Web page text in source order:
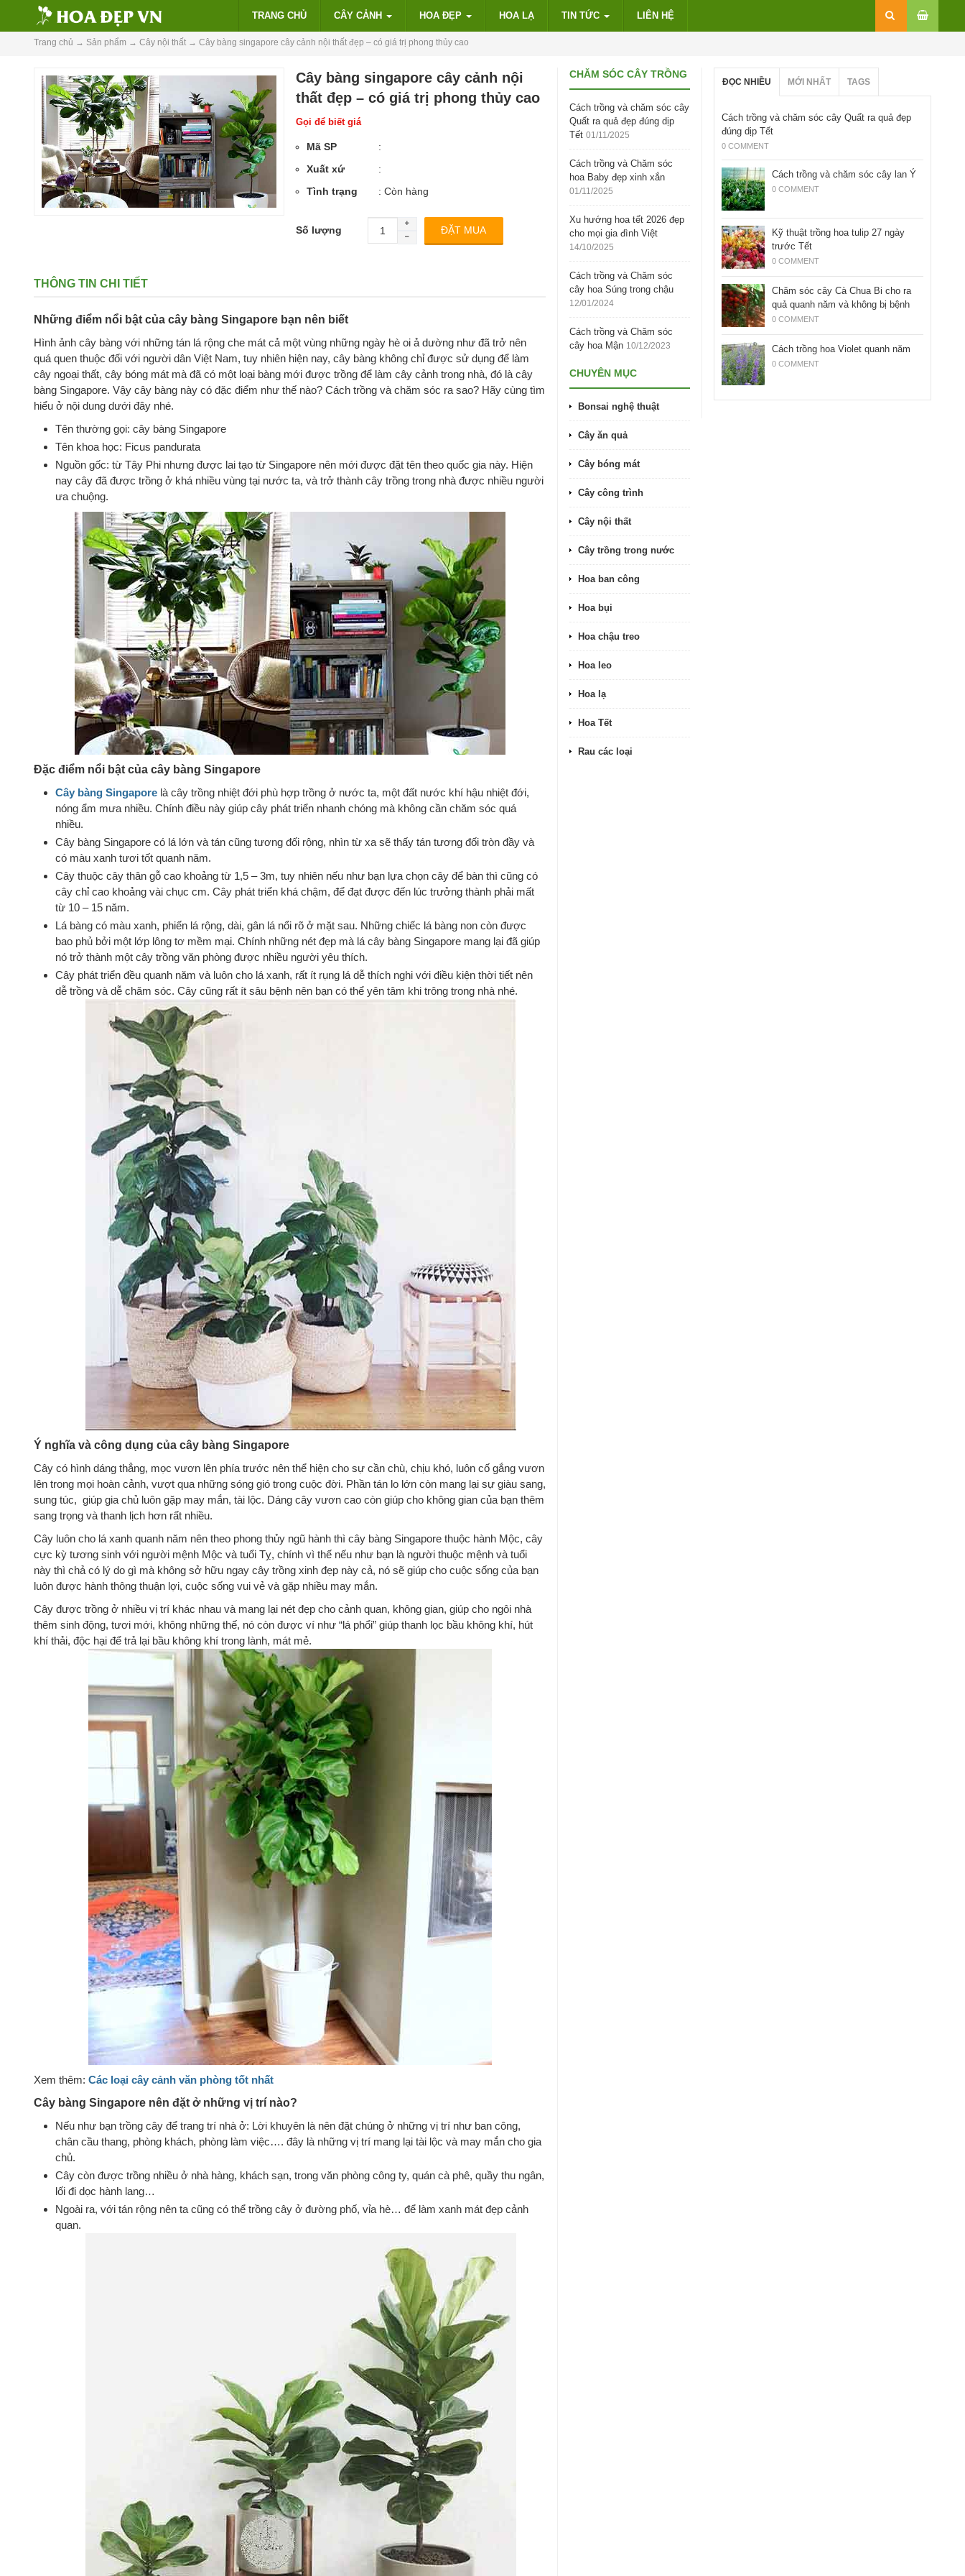
TRANG CHỦ CÂY CẢNH HOA ĐẸP HOA LẠ TIN TỨC LIÊN HỆ
Trang chủ → Sản phẩm → Cây nội thất → Cây bàng singapore cây cảnh nội thất đẹp – có giá trị phong thủy cao
Cây bàng singapore cây cảnh nội
thất đẹp – có giá trị phong thủy cao
Gọi để biết giá
Mã SP
:
Xuất xứ
:
Tình trạng
: Còn hàng
Số lượng
THÔNG TIN CHI TIẾT
Những điểm nổi bật của cây bàng Singapore bạn nên biết
Hình ảnh cây bàng với những tán lá rộng che mát cả một vùng những ngày hè oi ả dường như đã trở nên
quá quen thuộc đối với người dân Việt Nam, tuy nhiên hiện nay, cây bàng không chỉ được sử dụng để làm
cây ngoại thất, cây bóng mát mà đã có một loại bàng mới được trồng để làm cây cảnh trong nhà, đó là cây
bàng Singapore. Vậy cây bàng này có đặc điểm như thế nào? Cách trồng và chăm sóc ra sao? Hãy cùng tìm
hiểu ở nội dung dưới đây nhé.
Tên thường gọi: cây bàng Singapore
Tên khoa học: Ficus pandurata
Nguồn gốc: từ Tây Phi nhưng được lai tạo từ Singapore nên mới được đặt tên theo quốc gia này. Hiện
nay cây đã được trồng ở khá nhiều vùng tại nước ta, và trở thành cây trồng trong nhà được nhiều người
ưa chuộng.
Đặc điểm nổi bật của cây bàng Singapore
Cây bàng Singapore là cây trồng nhiệt đới phù hợp trồng ở nước ta, một đất nước khí hậu nhiệt đới,
nóng ẩm mưa nhiều. Chính điều này giúp cây phát triển nhanh chóng mà không cần chăm sóc quá
nhiều.
Cây bàng Singapore có lá lớn và tán cũng tương đối rộng, nhìn từ xa sẽ thấy tán tương đối tròn đầy và
có màu xanh tươi tốt quanh năm.
Cây thuộc cây thân gỗ cao khoảng từ 1,5 – 3m, tuy nhiên nếu như bạn lựa chọn cây để bàn thì cũng có
cây chỉ cao khoảng vài chục cm. Cây phát triển khá chậm, để đạt được đến lúc trưởng thành phải mất
từ 10 – 15 năm.
Lá bàng có màu xanh, phiến lá rộng, dài, gân lá nổi rõ ở mặt sau. Những chiếc lá bàng non còn được
bao phủ bởi một lớp lông tơ mềm mại. Chính những nét đẹp mà lá cây bàng Singapore mang lại đã giúp
nó trở thành một cây trồng văn phòng được nhiều người yêu thích.
Cây phát triển đều quanh năm và luôn cho lá xanh, rất ít rụng lá dễ thích nghi với điều kiện thời tiết nên
dễ trồng và dễ chăm sóc. Cây cũng rất ít sâu bệnh nên bạn có thể yên tâm khi trông trong nhà nhé.
Ý nghĩa và công dụng của cây bàng Singapore
Cây có hình dáng thẳng, mọc vươn lên phía trước nên thể hiện cho sự cần chù, chịu khó, luôn cố gắng vươn
lên trong mọi hoàn cảnh, vượt qua những sóng gió trong cuộc đời. Phần tán lo lớn còn mang lại sự giàu sang,
sung túc, giúp gia chủ luôn gặp may mắn, tài lộc. Dáng cây vươn cao còn giúp cho không gian của bạn thêm
sang trọng và thanh lịch hơn rất nhiều.
Cây luôn cho lá xanh quanh năm nên theo phong thủy ngũ hành thì cây bàng Singapore thuộc hành Mộc, cây
cực kỳ tương sinh với người mệnh Mộc và tuổi Tỵ, chính vì thế nếu như bạn là người thuộc mệnh và tuổi
này thì chả có lý do gì mà không sở hữu ngay cây trồng xinh đẹp này cả, nó sẽ giúp cho cuộc sống của bạn
luôn được hành thông thuận lợi, cuộc sống vui vẻ và gặp nhiều may mắn.
Cây được trồng ở nhiều vị trí khác nhau và mang lại nét đẹp cho cảnh quan, không gian, giúp cho ngôi nhà
thêm sinh động, tươi mới, không những thế, nó còn được ví như “lá phổi” giúp thanh lọc bầu không khí, hút
khí thải, độc hại để trả lại bầu không khí trong lành, mát mẻ.
Xem thêm: Các loại cây cảnh văn phòng tốt nhất
Cây bàng Singapore nên đặt ở những vị trí nào?
Nếu như bạn trồng cây để trang trí nhà ở: Lời khuyên là nên đặt chúng ở những vị trí như ban công,
chân cầu thang, phòng khách, phòng làm việc…. đây là những vị trí mang lại tài lộc và may mắn cho gia
chủ.
Cây còn được trồng nhiều ở nhà hàng, khách sạn, trong văn phòng công ty, quán cà phê, quầy thu ngân,
lối đi dọc hành lang…
Ngoài ra, với tán rộng nên ta cũng có thể trồng cây ở đường phố, vỉa hè… để làm xanh mát đẹp cảnh
quan.
CHĂM SÓC CÂY TRỒNG
Cách trồng và chăm sóc cây
Quất ra quả đẹp đúng dịp
Tết 01/11/2025
Cách trồng và Chăm sóc
hoa Baby đẹp xinh xắn
01/11/2025
Xu hướng hoa tết 2026 đẹp
cho mọi gia đình Việt
14/10/2025
Cách trồng và Chăm sóc
cây hoa Súng trong chậu
12/01/2024
Cách trồng và Chăm sóc
cây hoa Mận 10/12/2023
CHUYÊN MỤC
Bonsai nghệ thuật
Cây ăn quả
Cây bóng mát
Cây công trình
Cây nội thất
Cây trồng trong nước
Hoa ban công
Hoa bụi
Hoa chậu treo
Hoa leo
Hoa lạ
Hoa Tết
Rau các loại
ĐỌC NHIỀU MỚI NHẤT TAGS
Cách trồng và chăm sóc cây Quất ra quả đẹp
đúng dịp Tết
0 COMMENT
Cách trồng và chăm sóc cây lan Ý
0 COMMENT
Kỹ thuật trồng hoa tulip 27 ngày
trước Tết
0 COMMENT
Chăm sóc cây Cà Chua Bi cho ra
quả quanh năm và không bị bệnh
0 COMMENT
Cách trồng hoa Violet quanh năm
0 COMMENT